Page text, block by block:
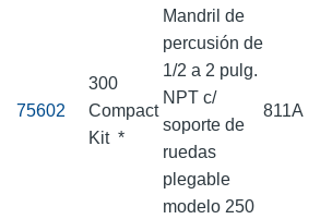
75602
300
Compact
Kit *
Mandril de
percusión de
1/2 a 2 pulg.
NPT c/
soporte de
ruedas
plegable
modelo 250
811A